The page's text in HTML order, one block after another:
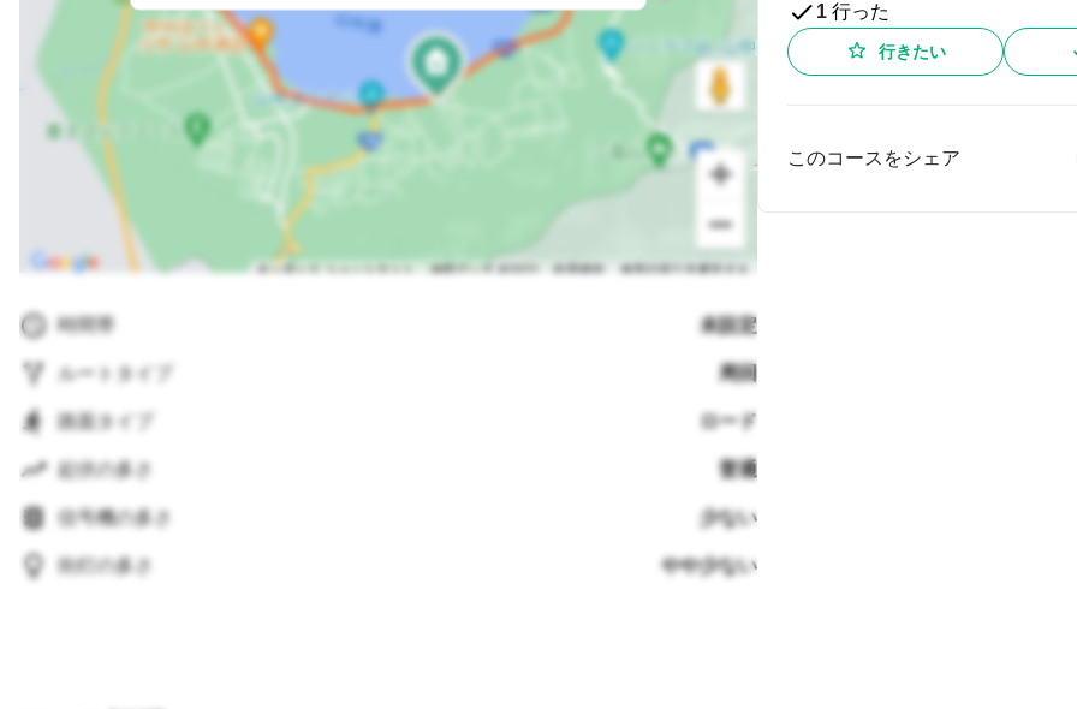
時間帯 未設定
ルートタイプ 周回
路面タイプ ロード
起伏の多さ 普通
信号機の多さ 少ない
街灯の多さ やや少ない
1 行った
行きたい
このコースをシェア